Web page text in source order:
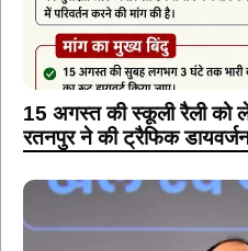
15 अगस्त की स्कूली रैली को
रतनपुर ने की ट्रैफिक